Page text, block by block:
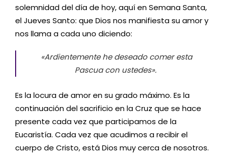
solemnidad del día de hoy, aquí en Semana Santa,
el Jueves Santo: que Dios nos manifiesta su amor y
nos llama a cada uno diciendo:
«Ardientemente he deseado comer esta
Pascua con ustedes».
Es la locura de amor en su grado máximo. Es la
continuación del sacrificio en la Cruz que se hace
presente cada vez que participamos de la
Eucaristía. Cada vez que acudimos a recibir el
cuerpo de Cristo, está Dios muy cerca de nosotros.